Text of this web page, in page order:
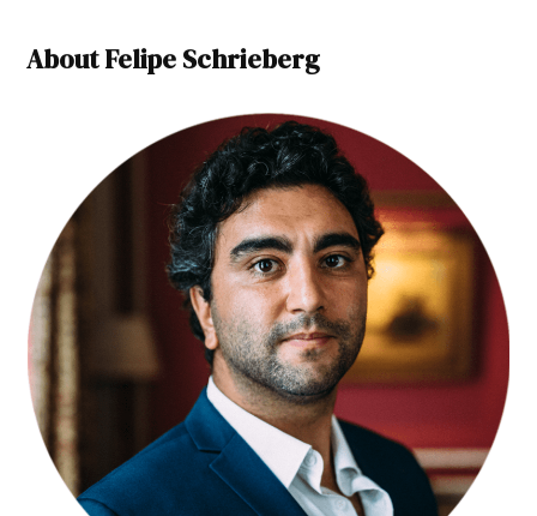
About Felipe Schrieberg